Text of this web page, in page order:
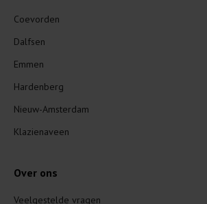
Coevorden
Dalfsen
Emmen
Hardenberg
Nieuw-Amsterdam
Klazienaveen
Over ons
Veelgestelde vragen